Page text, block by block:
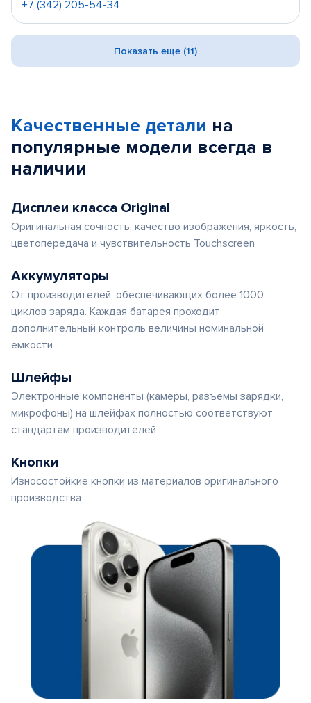
+7 (342) 205-54-34
Показать еще (11)
Качественные детали на
популярные модели всегда в
наличии
Дисплеи класса Original
Оригинальная сочность, качество изображения, яркость,
цветопередача и чувствительность Touchscreen
Аккумуляторы
От производителей, обеспечивающих более 1000
циклов заряда. Каждая батарея проходит
дополнительный контроль величины номинальной
емкости
Шлейфы
Электронные компоненты (камеры, разъемы зарядки,
микрофоны) на шлейфах полностью соответствуют
стандартам производителей
Кнопки
Износостойкие кнопки из материалов оригинального
производства